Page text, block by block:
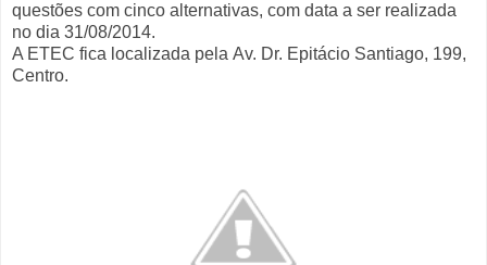
questões com cinco alternativas, com data a ser realizada
no dia 31/08/2014.
A ETEC fica localizada pela Av. Dr. Epitácio Santiago, 199,
Centro.